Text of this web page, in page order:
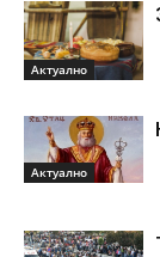
Актуално
Актуално